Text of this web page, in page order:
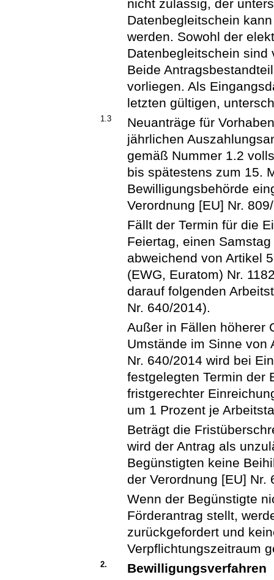
nicht zulässig, der
Datenbegleitschein
werden. Sowohl der
Datenbegleitschein sind
Beide
vorliegen. Als
letzten gültigen,
1.3
Neuanträge für
jährlichen
gemäß Nummer 1.2
bis spätestens zum 15.
Bewilligungsbehörde
Verordnung [EU] Nr.
Fällt der Termin für die
Feiertag, einen
abweichend von Artikel
(EWG, Euratom) Nr.
darauf folgenden
Nr. 640/2014).
Außer in Fällen höherer
Umstände im Sinne von
Nr. 640/2014 wird bei
festgelegten Termin der
fristgerechter
um 1 Prozent je
Beträgt die
wird der Antrag als
Begünstigten keine
der Verordnung [EU] Nr.
Wenn der Begünstigte
Förderantrag stellt,
zurückgefordert und
Verpflichtungszeitraum
2.
Bewilligungsverfahren